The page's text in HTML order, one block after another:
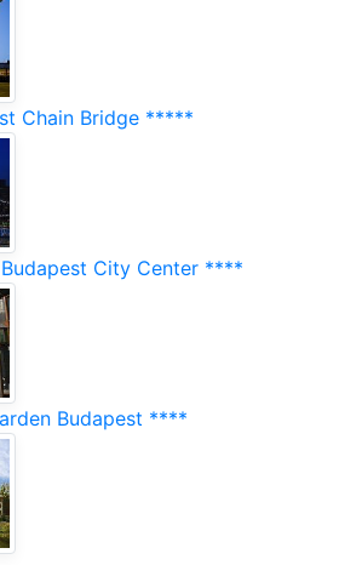
Chain Bridge *****
City Center ****
Budapest ****